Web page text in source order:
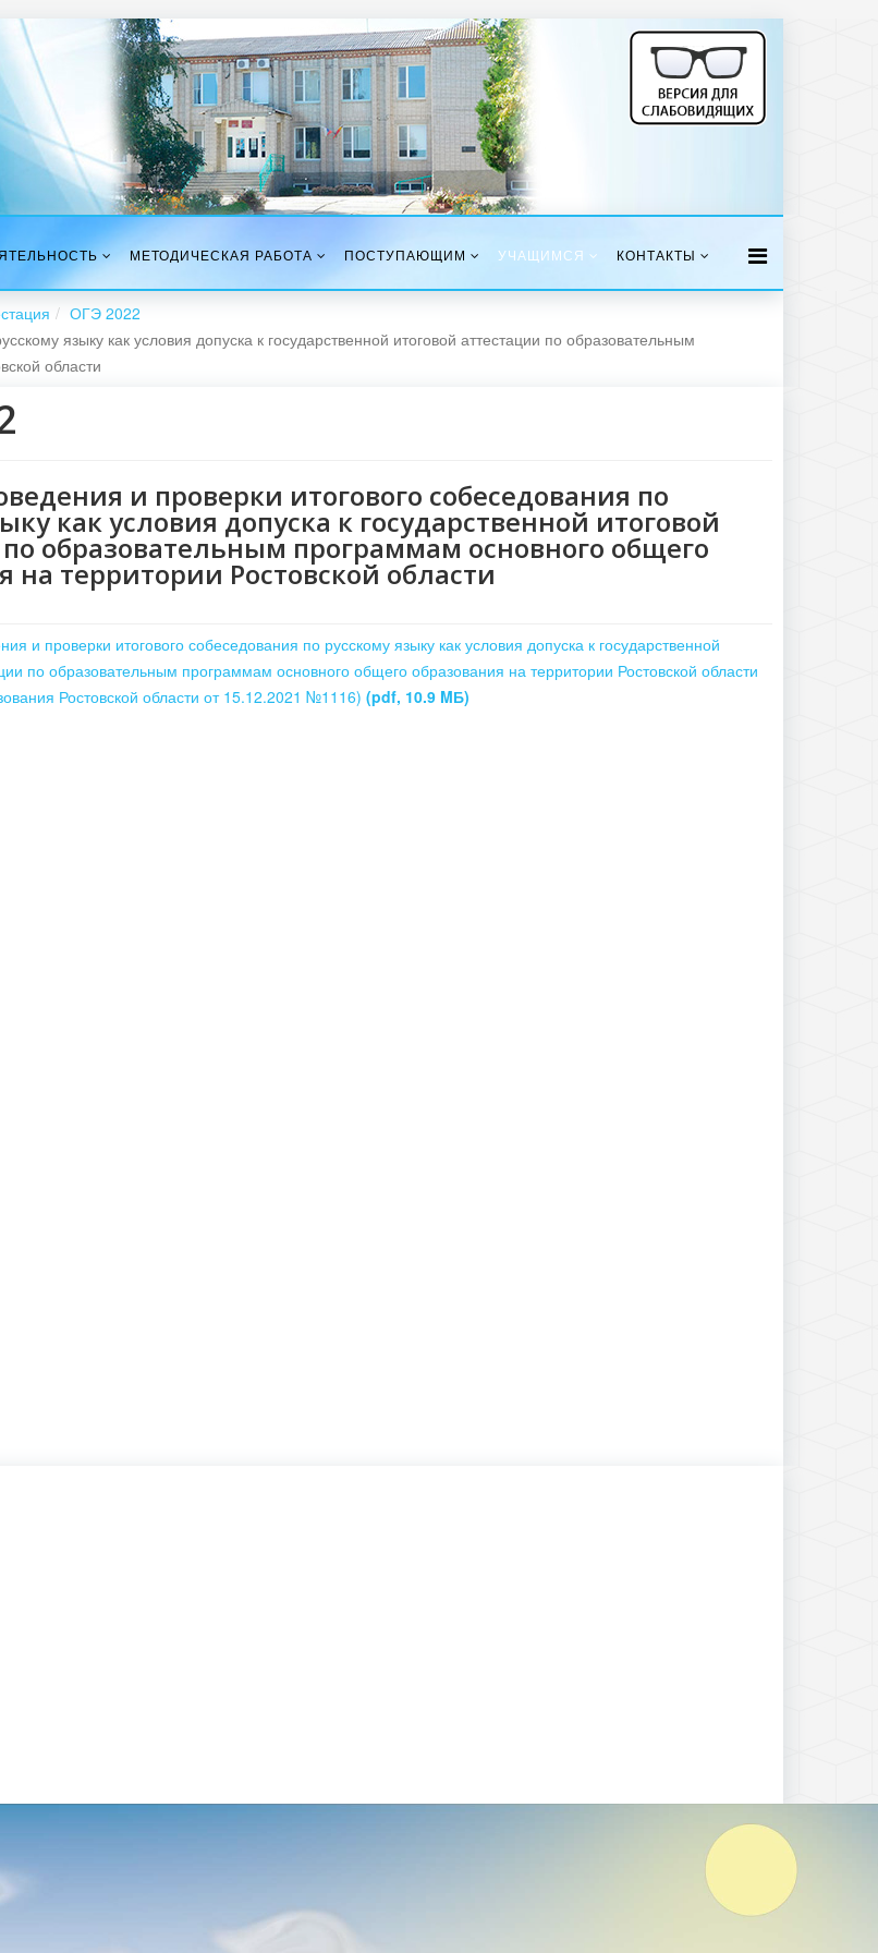
МЕТОДИЧЕСКАЯ РАБОТА ПОСТУПАЮЩИМ УЧАЩИМСЯ КОНТАКТЫ
ОГЭ 2022
языку как условия допуска к государственной итоговой аттестации по образовательным
области
и проверки итогового собеседования по
как условия допуска к государственной итоговой
образовательным программам основного общего
на территории Ростовской области
и проверки итогового собеседования по русскому языку как условия допуска к государственной
по образовательным программам основного общего образования на территории Ростовской области
Ростовской области от 15.12.2021 №1116) (pdf, 10.9 MБ)